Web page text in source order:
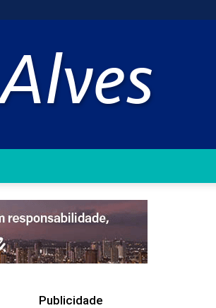
Publicidade